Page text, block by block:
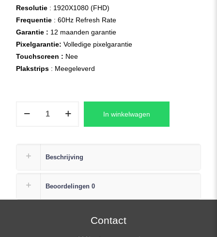
Resolutie : 1920X1080 (FHD)
Frequentie : 60Hz Refresh Rate
Garantie : 12 maanden garantie
Pixelgarantie: Volledige pixelgarantie
Touchscreen : Nee
Plakstrips : Meegeleverd
Scherm
In winkelwagen
Beschrijving
Beoordelingen 0
Contact